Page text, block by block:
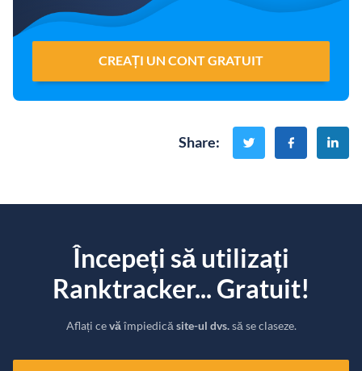
CREAȚI UN CONT GRATUIT
Share:
Începeți să utilizați
Ranktracker... Gratuit!
Aflați cevăîmpiedică site-ul dvs.să se claseze.